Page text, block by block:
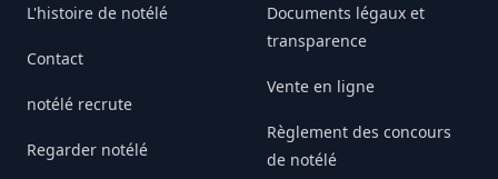
L'histoire de notélé
Contact
notélé recrute
Regarder notélé
Documents légaux et
transparence
Vente en ligne
Règlement des concours
de notélé